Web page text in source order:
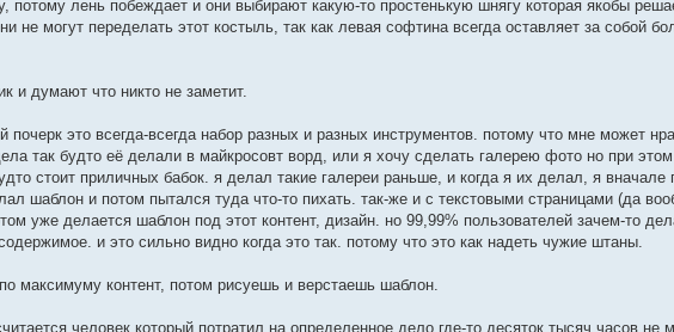
потому лень побеждает и они выбирают какую-то простенькую шнягу которая якобы
не могут переделать этот костыль, так как левая софтина всегда оставляет за собой
и думают что никто не заметит.
это всегда-всегда набор разных и разных инструментов. потому что мне может
так будто её делали в майкросовт ворд, или я хочу сделать галерею фото но при
стоит приличных бабок. я делал такие галереи раньше, и когда я их делал, я вначале
шаблон и потом пытался туда что-то пихать. так-же и с текстовыми страницами (да
уже делается шаблон под этот контент, дизайн. но 99,99% пользователей зачем-то
и это сильно видно когда это так. потому что это как надеть чужие штаны.
максимуму контент, потом рисуешь и верстаешь шаблон.
человек который потратил на определенное дело где-то десяток тысяч часов не